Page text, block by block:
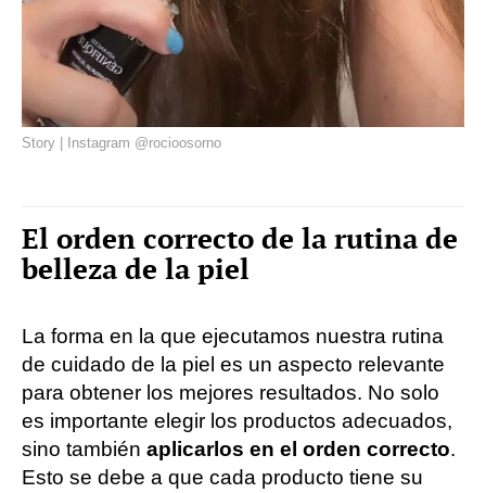
Story | Instagram @rocioosorno
El orden correcto de la rutina de
belleza de la piel
La forma en la que ejecutamos nuestra rutina
de cuidado de la piel es un aspecto relevante
para obtener los mejores resultados. No solo
es importante elegir los productos adecuados,
sino también aplicarlos en el orden correcto.
Esto se debe a que cada producto tiene su